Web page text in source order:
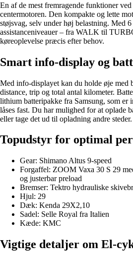
En af de mest fremragende funktioner
centermotoren. Den kompakte og lette
støjsvag, selv under høj belastning. Med
assistanceniveauer – fra WALK til
køreoplevelse præcis efter behov.
Smart info-display og
Med info-displayet kan du holde øje med
distance, trip og total antal kilometer.
lithium batteripakke fra Samsung, som er
låses fast. Du har mulighed for at oplade
eller tage det ud til opladning andre steder.
Topudstyr for optimal
Gear: Shimano Altus 9-speed
Forgaffel: ZOOM Vaxa 30 S 29
og justerbar preload
Bremser: Tektro hydrauliske
Hjul: 29
Dæk: Kenda 29X2,10
Sadel: Selle Royal fra Italien
Kæde: KMC
Vigtige detaljer om El-